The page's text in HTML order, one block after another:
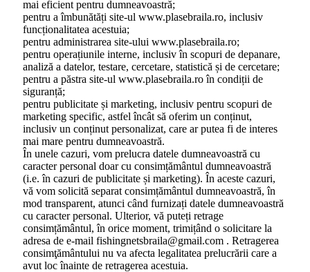
mai eficient pentru dumneavoastră;
pentru a îmbunătăți site-ul www.plasebraila.ro, inclusiv
funcționalitatea acestuia;
pentru administrarea site-ului www.plasebraila.ro;
pentru operațiunile interne, inclusiv în scopuri de depanare,
analiză a datelor, testare, cercetare, statistică și de cercetare;
pentru a păstra site-ul www.plasebraila.ro în condiții de
siguranță;
pentru publicitate și marketing, inclusiv pentru scopuri de
marketing specific, astfel încât să oferim un conținut,
inclusiv un conținut personalizat, care ar putea fi de interes
mai mare pentru dumneavoastră.
În unele cazuri, vom prelucra datele dumneavoastră cu
caracter personal doar cu consimțământul dumneavoastră
(i.e. în cazuri de publicitate și marketing). În aceste cazuri,
vă vom solicită separat consimțământul dumneavoastră, în
mod transparent, atunci când furnizați datele dumneavoastră
cu caracter personal. Ulterior, vă puteți retrage
consimțământul, în orice moment, trimițând o solicitare la
adresa de e-mail fishingnetsbraila@gmail.com . Retragerea
consimţământului nu va afecta legalitatea prelucrării care a
avut loc înainte de retragerea acestuia.